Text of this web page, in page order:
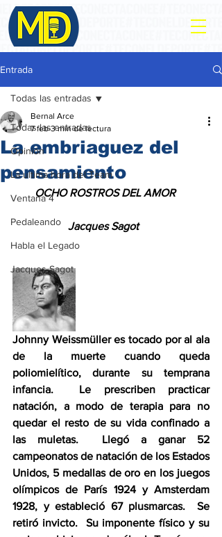
Entrada
Todas las entradas
Opinión
La ultima hora del Team
Ventana 4
Pedaleando
Habla el Legado
Jacques Sagot
Todas las entradas
La embriaguez del
pensamiento
Bernal Arce
7 feb 3 min de lectura
        OCHO ROSTROS DEL AMOR
                    Jacques Sagot
Johnny Weissmüller es tocado por al ala
de la muerte cuando queda
poliomielítico, durante su temprana
infancia.  Le prescriben practicar
natación, a modo de terapia para no
quedar el resto de su vida confinado a
las muletas.  Llegó a ganar 52
campeonatos de natación de los Estados
Unidos, 5 medallas de oro en los juegos
olímpicos de París 1924 y Amsterdam
1928, y estableció 67 plusmarcas.  Se
retiró invicto.  Su imponente físico y su